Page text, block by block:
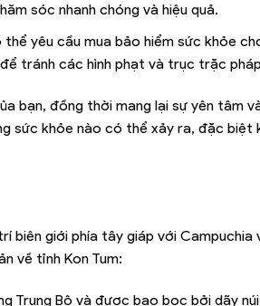
sóc nhanh chóng và hiệu quả.
yêu cầu mua bảo hiểm sức khỏe
tránh các hình phạt và trục trặc
bạn, đồng thời mang lại sự yên tâm
sức khỏe nào có thể xảy ra, đặc biệt
biên giới phía tây giáp với Campuchia
về tỉnh Kon Tum:
Trung Bộ và được bao bọc bởi dãy